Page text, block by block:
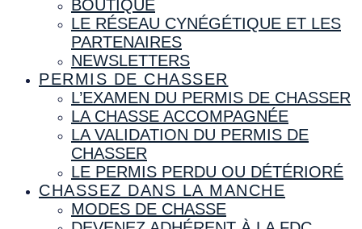
BOUTIQUE
LE RÉSEAU CYNÉGÉTIQUE ET LES
PARTENAIRES
NEWSLETTERS
PERMIS DE CHASSER
L’EXAMEN DU PERMIS DE CHASSER
LA CHASSE ACCOMPAGNÉE
LA VALIDATION DU PERMIS DE
CHASSER
LE PERMIS PERDU OU DÉTÉRIORÉ
CHASSEZ DANS LA MANCHE
MODES DE CHASSE